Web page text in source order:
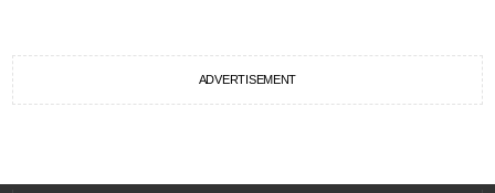
ADVERTISEMENT